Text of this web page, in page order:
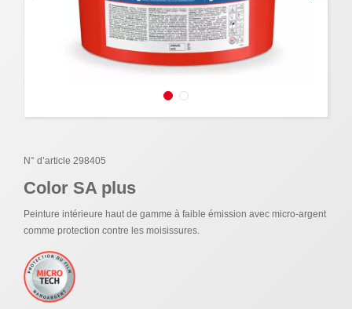
N° d’article 298405
Color SA plus
Peinture intérieure haut de gamme à faible émission avec micro-argent
comme protection contre les moisissures.